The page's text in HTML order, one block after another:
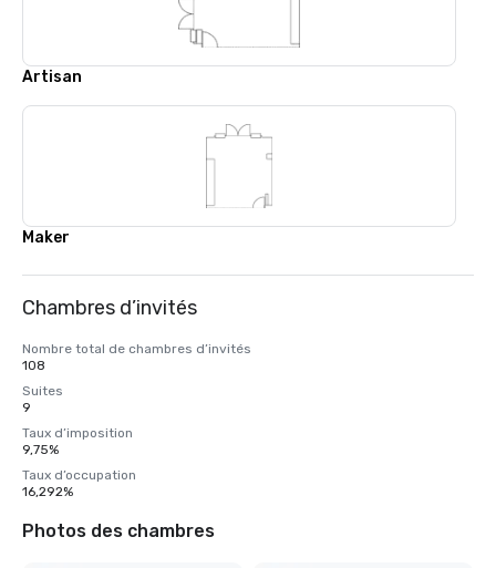
Artisan
Maker
Chambres d’invités
Nombre total de chambres d’invités
108
Suites
9
Taux d’imposition
9,75%
Taux d’occupation
16,292%
Photos des chambres